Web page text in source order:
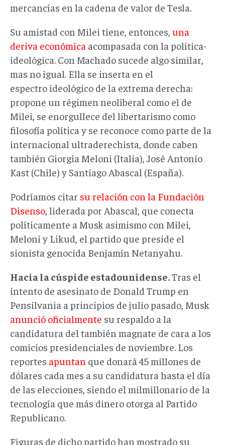
mercancías en la cadena de valor de Tesla.
Su amistad con Milei tiene, entonces, una
deriva económica acompasada con la política-
ideológica. Con Machado sucede algo similar,
mas no igual. Ella se inserta en el
espectro ideológico de la extrema derecha:
propone un régimen neoliberal como el de
Milei, se enorgullece del libertarismo como
filosofía política y se reconoce como parte de la
internacional ultraderechista, donde caben
también Giorgia Meloni (Italia), José Antonio
Kast (Chile) y Santiago Abascal (España).
Podríamos citar su relación con la Fundación
Disenso , liderada por Abascal, que conecta
políticamente a Musk asimismo con Milei,
Meloni y Likud, el partido que preside el
sionista genocida Benjamín Netanyahu.
Hacia la cúspide estadounidense.Tras el
intento de asesinato de Donald Trump en
Pensilvania a principios de julio pasado, Musk
anunció oficialmente su respaldo a la
candidatura del también magnate de cara a los
comicios presidenciales de noviembre. Los
reportes apuntan que donará 45 millones de
dólares cada mes a su candidatura hasta el día
de las elecciones, siendo el milmillonario de la
tecnología que más dinero otorga al Partido
Republicano.
Figuras de dicho partido han mostrado su